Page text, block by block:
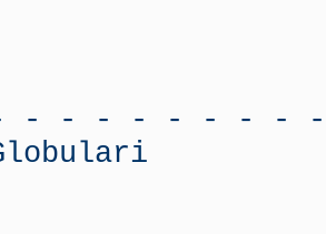
- - - - - - - -